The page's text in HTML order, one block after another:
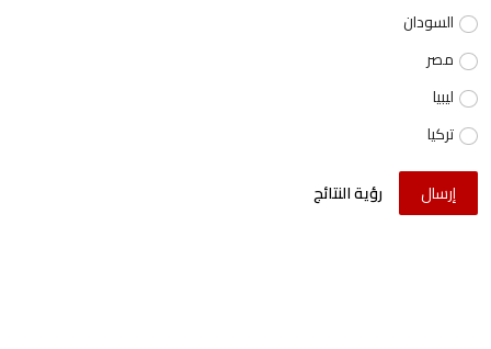
السودان
مصر
ليبيا
تركيا
إرسال رؤية النتائج